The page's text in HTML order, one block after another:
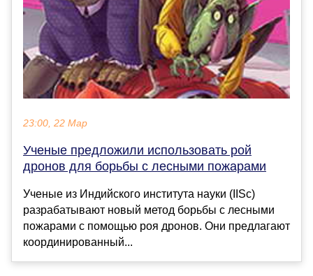
23:00, 22 Мар
Ученые предложили использовать рой
дронов для борьбы с лесными пожарами
Ученые из Индийского института науки (IISc)
разрабатывают новый метод борьбы с лесными
пожарами с помощью роя дронов. Они предлагают
координированный...